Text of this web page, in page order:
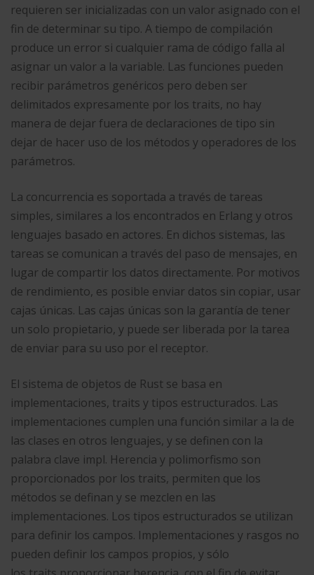
requieren ser inicializadas con un valor asignado con el
fin de determinar su tipo. A tiempo de compilación
produce un error si cualquier rama de código falla al
asignar un valor a la variable. Las funciones pueden
recibir parámetros genéricos pero deben ser
delimitados expresamente por los traits, no hay
manera de dejar fuera de declaraciones de tipo sin
dejar de hacer uso de los métodos y operadores de los
parámetros.
La concurrencia es soportada a través de tareas
simples, similares a los encontrados en Erlang y otros
lenguajes basado en actores. En dichos sistemas, las
tareas se comunican a través del paso de mensajes, en
lugar de compartir los datos directamente. Por motivos
de rendimiento, es posible enviar datos sin copiar, usar
cajas únicas. Las cajas únicas son la garantía de tener
un solo propietario, y puede ser liberada por la tarea
de enviar para su uso por el receptor.
El sistema de objetos de Rust se basa en
implementaciones, traits y tipos estructurados. Las
implementaciones cumplen una función similar a la de
las clases en otros lenguajes, y se definen con la
palabra clave impl. Herencia y polimorfismo son
proporcionados por los traits, permiten que los
métodos se definan y se mezclen en las
implementaciones. Los tipos estructurados se utilizan
para definir los campos. Implementaciones y rasgos no
pueden definir los campos propios, y sólo